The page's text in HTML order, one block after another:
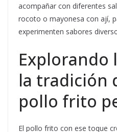
acompañar con diferentes
rocoto o mayonesa con ají,
experimenten sabores
Explorando
la tradición
pollo frito
El pollo frito con ese toque